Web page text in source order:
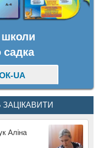
садка
UA
Аліна